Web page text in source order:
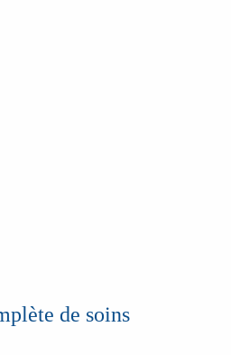
de soins